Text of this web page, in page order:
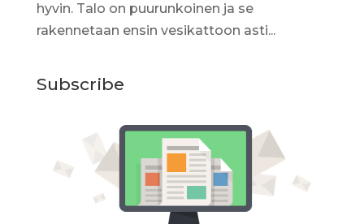
hyvin. Talo on puurunkoinen ja se
rakennetaan ensin vesikattoon asti...
Subscribe